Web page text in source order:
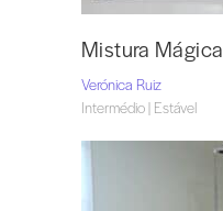
Mistura Mágica
Verónica Ruiz
Intermédio | Estável